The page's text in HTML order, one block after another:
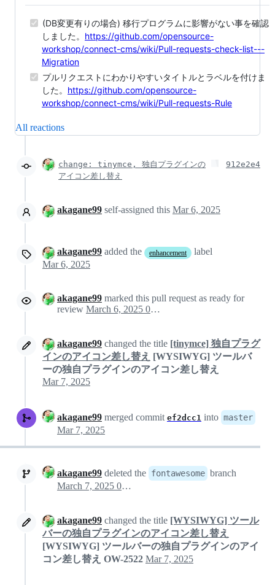
(DB変更有りの場合) 移行プログラムに影響がない事を確認
しました。 https://github.com/opensource-
workshop/connect-cms/wiki/Pull-requests-check-list---
Migration
プルリクエストにわかりやすいタイトルとラベルを付けま
した。 https://github.com/opensource-
workshop/connect-cms/wiki/Pull-requests-Rule
All reactions
change: tinymce, 独自プラグインの
アイコン差し替え
912e2e4
akagane99 self-assigned this Mar 6, 2025
akagane99 added the enhancement
label
Mar 6, 2025
akagane99 marked this pull request as ready for
review
March 6, 2025 09:35
akagane99 changed the title [tinymce] 独自プラグ
インのアイコン差し替え [WYSIWYG] ツールバ
ーの独自プラグインのアイコン差し替え
Mar 7, 2025
akagane99 merged commit ef2dcc1 into master
Mar 7, 2025
akagane99 deleted the fontawesome branch
March 7, 2025 00:59
akagane99 changed the title [WYSIWYG] ツール
バーの独自プラグインのアイコン差し替え
[WYSIWYG] ツールバーの独自プラグインのアイ
コン差し替え OW-2522 Mar 7, 2025